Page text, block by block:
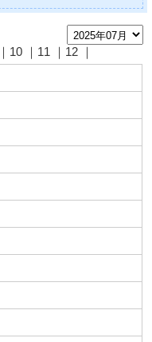
｜10 ｜11 ｜12 ｜